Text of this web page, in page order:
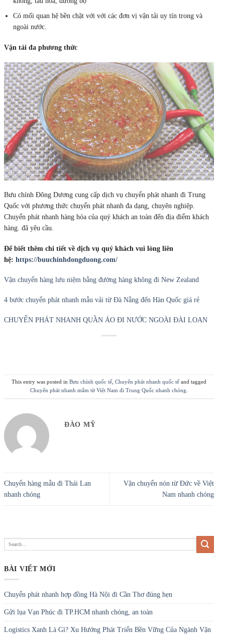
Có mối quan hệ bền chặt với với các đơn vị vận tải uy tín trong và
ngoài nước.
Vận tải đa phương thức
Bưu chính Đông Dương cung cấp dịch vụ chuyển phát nhanh đi Trung
Quốc với phương thức chuyển phát nhanh đa dạng, chuyên nghiệp.
Chuyển phát nhanh hàng hóa của quý khách an toàn đến địa điểm khách
hàng. đã yêu cầu.
Để biết thêm chi tiết về dịch vụ quý khách vui lòng liên
hệ: https://buuchinhdongduong.com/
Vận chuyển hàng lưu niệm bằng đường hàng không đi New Zealand
4 bước chuyển phát nhanh mẫu vải từ Đà Nẵng đến Hàn Quốc giá rẻ
CHUYỂN PHÁT NHANH QUẦN ÁO ĐI NƯỚC NGOÀI ĐÀI LOAN
This entry was posted in Bưu chính quốc tế, Chuyển phát nhanh quốc tế and tagged
Chuyển phát nhanh mắm từ Việt Nam đi Trung Quốc nhanh chóng.
ĐÀO MỸ
Chuyển hàng mẫu đi Thái Lan
nhanh chóng
Vận chuyển nón từ Đức về Việt
Nam nhanh chóng
BÀI VIẾT MỚI
Chuyển phát nhanh hợp đồng Hà Nội đi Cần Thơ đúng hẹn
Gửi lụa Vạn Phúc đi TP.HCM nhanh chóng, an toàn
Logistics Xanh Là Gì? Xu Hướng Phát Triển Bền Vững Của Ngành Vận